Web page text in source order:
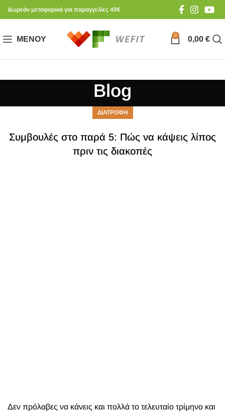
Δωρεάν μεταφορικά για παραγγελίες 49€
ΜΕΝΟΎ 0 0,00 €
Blog
ΔΙΑΤΡΟΦΗ
Συμβουλές στο παρά 5: Πώς να κάψεις λίπος
πριν τις διακοπές
Δεν πρόλαβες να κάνεις και πολλά το τελευταίο τρίμηνο και